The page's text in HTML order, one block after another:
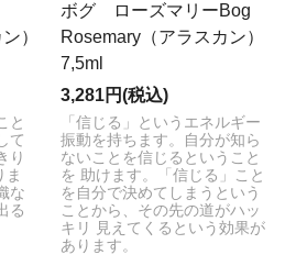
）
と
て
り
ま
な
る
ボグ ローズマリーBog
Rosemary（アラスカン）
7,5ml
3,281円(税込)
「信じる」というエネルギー
振動を持ちます。自分が知ら
ないことを信じるということ
を 助けます。「信じる」こと
を自分で決めてしまうという
ことから、その先の道がハッ
キリ 見えてくるという効果が
あります。